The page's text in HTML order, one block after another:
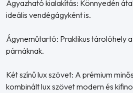
Ágyazható kialakítás: Könnyedén
ideális vendégágyként is.
Ágyneműtartó: Praktikus tárolóhely
párnáknak.
Két színű lux szövet: A prémium
kombinált lux szövet modern és